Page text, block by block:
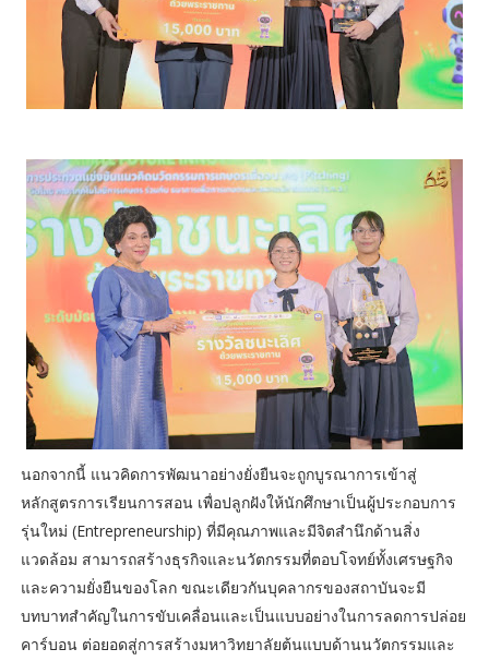
นอกจากนี้ แนวคิดการพัฒนาอย่างยั่งยืนจะถูกบูรณาการเข้าสู่
หลักสูตรการเรียนการสอน เพื่อปลูกฝังให้นักศึกษาเป็นผู้ประกอบการ
รุ่นใหม่ (Entrepreneurship) ที่มีคุณภาพและมีจิตสำนึกด้านสิ่ง
แวดล้อม สามารถสร้างธุรกิจและนวัตกรรมที่ตอบโจทย์ทั้งเศรษฐกิจ
และความยั่งยืนของโลก ขณะเดียวกันบุคลากรของสถาบันจะมี
บทบาทสำคัญในการขับเคลื่อนและเป็นแบบอย่างในการลดการปล่อย
คาร์บอน ต่อยอดสู่การสร้างมหาวิทยาลัยต้นแบบด้านนวัตกรรมและ